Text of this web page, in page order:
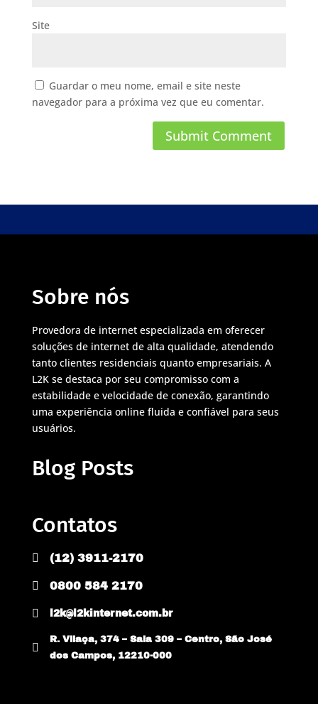
Site
Guardar o meu nome, email e site neste
navegador para a próxima vez que eu comentar.
Sobre nós
Provedora de internet especializada em oferecer
soluções de internet de alta qualidade, atendendo
tanto clientes residenciais quanto empresariais. A
L2K se destaca por seu compromisso com a
estabilidade e velocidade de conexão, garantindo
uma experiência online fluida e confiável para seus
usuários.
Blog Posts
Contatos
 (12) 3911-2170
 0800 584 2170
 l2k@l2kinternet.com.br

R. Vilaça, 374 – Sala 309 – Centro, São José
dos Campos, 12210-000